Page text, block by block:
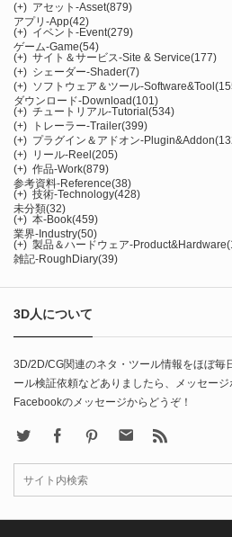
(+) アセット-Asset(879)
アプリ-App(42)
(+) イベント-Event(279)
ゲーム-Game(54)
(+) サイト＆サービス-Site & Service(177)
(+) シェーダー-Shader(7)
(+) ソフトウェア＆ツール-Software&Tool
ダウンロード-Download(101)
(+) チュートリアル-Tutorial (534)
(+)
トレーラー-Trailer(399)
(+) プラグイン＆アドオン-Plugin&Addon
(+) リール-Reel (205)
(+) 作品-Work(879)
参考資料-Reference(38)
(+) 技術-Technology(428)
未分類(32)
(+) 本-Book(459)
業界-Industry(50)
(+) 製品＆ハードウェア-Product&Hardware
雑記-RoughDiary(39)
3D人について
3D/2D/CG関連のネタ・ツール情報をほぼ毎
ール検証依頼などありましたら、メッセー
Facebookのメッセージからどうぞ！
FacebookPinterest Contact